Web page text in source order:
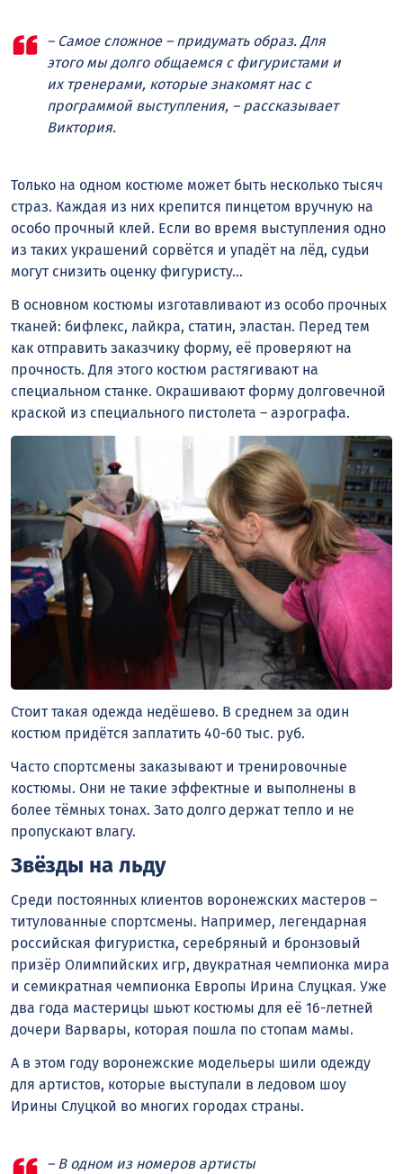
– Самое сложное – придумать образ. Для
этого мы долго общаемся с фигуристами и
их тренерами, которые знакомят нас с
программой выступления, – рассказывает
Виктория.
Только на одном костюме может быть несколько тысяч
страз. Каждая из них крепится пинцетом вручную на
особо прочный клей. Если во время выступления одно
из таких украшений сорвётся и упадёт на лёд, судьи
могут снизить оценку фигуристу…
В основном костюмы изготавливают из особо прочных
тканей: бифлекс, лайкра, статин, эластан. Перед тем
как отправить заказчику форму, её проверяют на
прочность. Для этого костюм растягивают на
специальном станке. Окрашивают форму долговечной
краской из специального пистолета – аэрографа.
Стоит такая одежда недёшево. В среднем за один
костюм придётся заплатить 40-60 тыс. руб.
Часто спортсмены заказывают и тренировочные
костюмы. Они не такие эффектные и выполнены в
более тёмных тонах. Зато долго держат тепло и не
пропускают влагу.
Звёзды на льду
Среди постоянных клиентов воронежских мастеров –
титулованные спортсмены. Например, легендарная
российская фигуристка, серебряный и бронзовый
призёр Олимпийских игр, двукратная чемпионка мира
и семикратная чемпионка Европы Ирина Слуцкая. Уже
два года мастерицы шьют костюмы для её 16-летней
дочери Варвары, которая пошла по стопам мамы.
А в этом году воронежские модельеры шили одежду
для артистов, которые выступали в ледовом шоу
Ирины Слуцкой во многих городах страны.
– В одном из номеров артисты